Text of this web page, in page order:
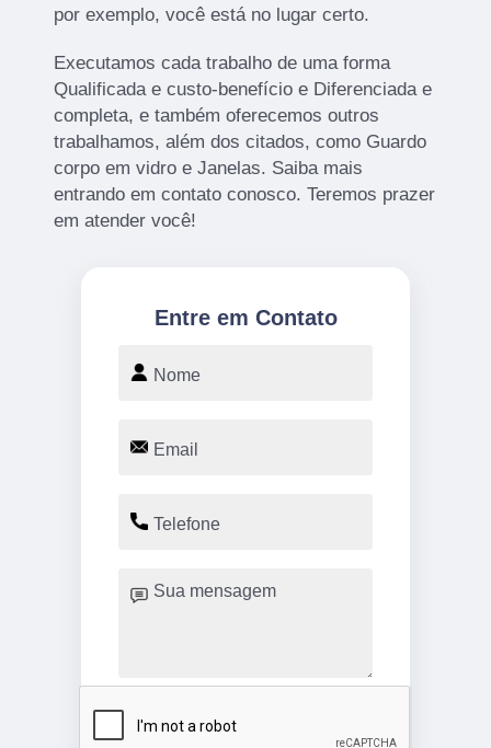
por exemplo, você está no lugar certo.
Executamos cada trabalho de uma forma
Qualificada e custo-benefício e Diferenciada e
completa, e também oferecemos outros
trabalhamos, além dos citados, como Guardo
corpo em vidro e Janelas. Saiba mais
entrando em contato conosco. Teremos prazer
em atender você!
Entre em Contato